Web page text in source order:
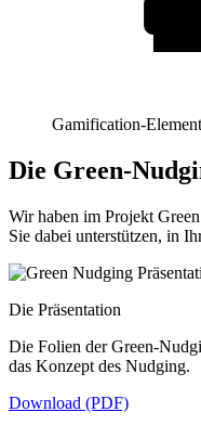
Gamification-
Die Green-
Wir haben im Projekt
Sie dabei unterstützen, in
Die Präsentation
Die Folien der Green-
das Konzept des Nudging.
Download (PDF)